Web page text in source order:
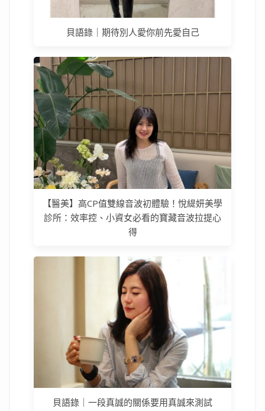
貝語錄｜期待別人愛你前先愛自己
【醫美】高CP值雙線音波初體驗！悅緹妍美學
診所：效率控、小資女必看的寶藏音波拉提心
得
貝語錄｜一段真誠的關係要用真誠來測試